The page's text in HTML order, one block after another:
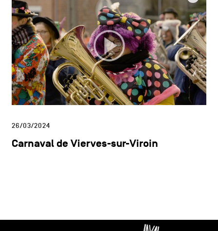
26/03/2024
Carnaval de Vierves-sur-Viroin